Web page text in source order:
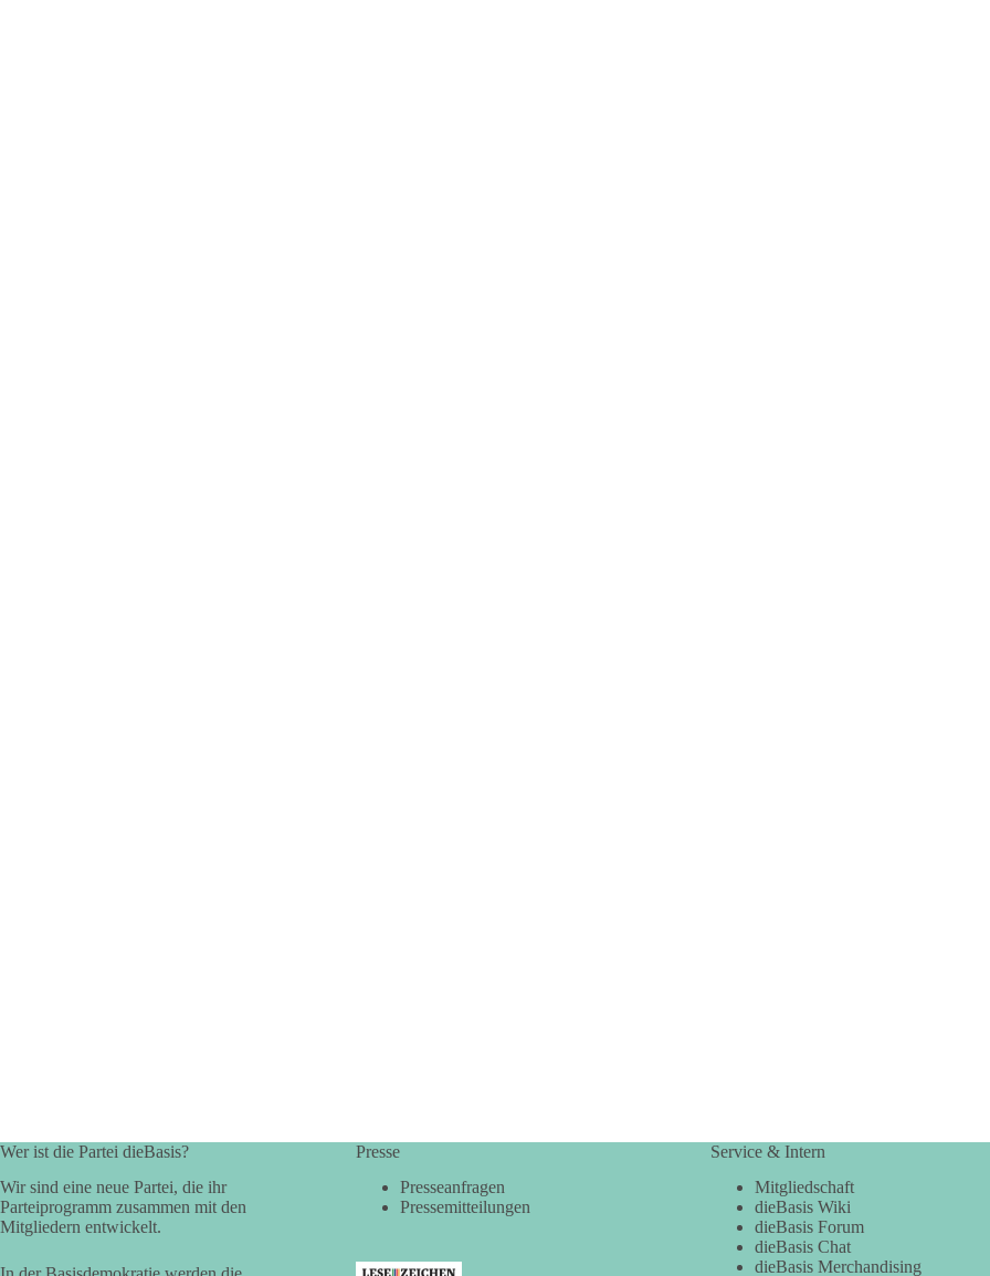
Wer ist die Partei dieBasis?
Wir sind eine neue Partei, die ihr
Parteiprogramm zusammen mit den
Mitgliedern entwickelt.
Presse
Presseanfragen
Pressemitteilungen
Service & Intern
Mitgliedschaft
dieBasis Wiki
dieBasis Forum
dieBasis Chat
dieBasis Merchandising